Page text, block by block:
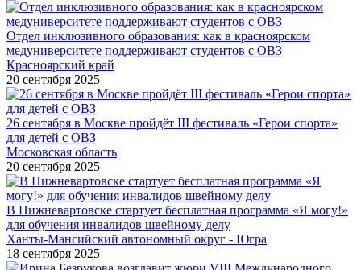
Отдел инклюзивного образования: как в красноярском
медуниверситете поддерживают студентов с ОВЗ
Красноярский край
20 сентября 2025
26 сентября в Москве пройдёт III фестиваль «Герои спорта»
для детей с ОВЗ
Московская область
20 сентября 2025
В Нижневартовске стартует бесплатная программа «Я могу!»
для обучения инвалидов швейному делу
Ханты-Мансийский автономный округ - Югра
18 сентября 2025